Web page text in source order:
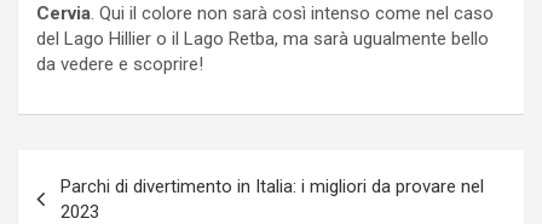
Cervia. Qui il colore non sarà così intenso come nel caso
del Lago Hillier o il Lago Retba, ma sarà ugualmente bello
da vedere e scoprire!
articoli
Parchi di divertimento in Italia: i migliori da provare nel
2023